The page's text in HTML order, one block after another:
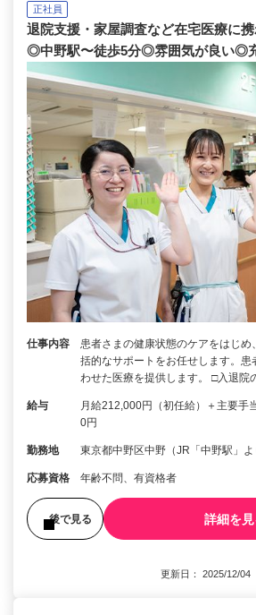
正社員
退院支援・家屋調査など在宅医療に
◎中野駅〜徒歩5分◎雰囲気が良い◎
仕事内容
患者さまの健康状態のケアをはじ
括的なサポートをお任せします。患
わせた医療を提供します。 □入退院
給与
月給212,000円（初任給）＋主要手
0円
勤務地 東京都中野区中野（JR「中野駅」よ
応募資格 年齢不問、有資格者
後で見る 詳細を見
更新日： 2025/12/